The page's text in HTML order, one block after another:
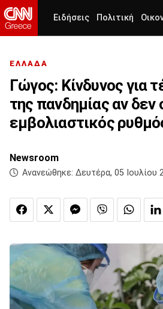
Ειδήσεις Πολιτική
ΕΛΛΑΔΑ
Γώγος: Κίνδυνος για
της πανδημίας αν δεν
εμβολιαστικός
Newsroom
Ανανεώθηκε: Δευτέρα, 05 Ιουλίου